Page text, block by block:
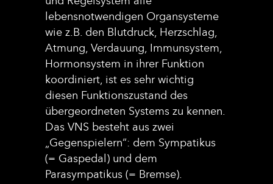
lebensnotwendigen Organsysteme
wie z.B. den Blutdruck, Herzschlag,
Atmung, Verdauung, Immunsystem,
Hormonsystem in ihrer Funktion
koordiniert, ist es sehr wichtig
diesen Funktionszustand des
übergeordneten Systems zu kennen.
Das VNS besteht aus zwei
„Gegenspielern“: dem Sympatikus
(= Gaspedal) und dem
Parasympatikus (= Bremse).